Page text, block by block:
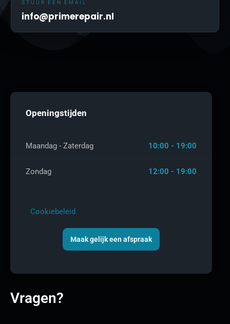
STUUR EEN EMAIL
info@primerepair.nl
Openingstijden
Maandag - Zaterdag 10:00 - 19:00
Zondag 12:00 - 19:00
Cookiebeleid
Maak gelijk een afspraak
Vragen?